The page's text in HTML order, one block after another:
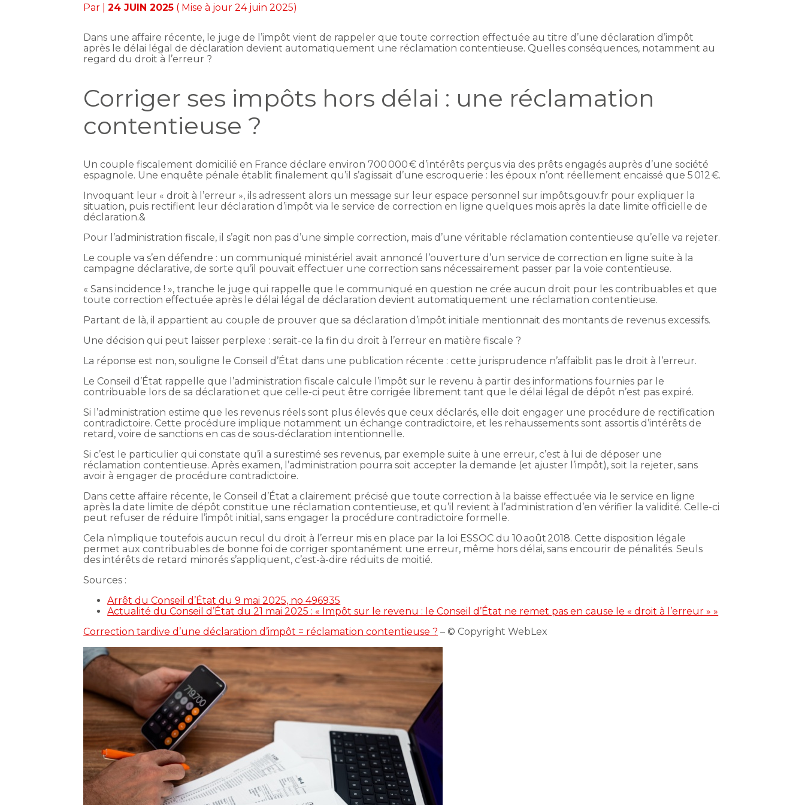
Par |24 JUIN 2025 ( Mise à jour 24 juin 2025)
Dans une affaire récente, le juge de l’impôt vient de rappeler que toute correction effectuée au titre d’une déclaration d’impôt
après le délai légal de déclaration devient automatiquement une réclamation contentieuse. Quelles conséquences, notamment au
regard du droit à l’erreur ?
Corriger ses impôts hors délai : une réclamation
contentieuse ?
Un couple fiscalement domicilié en France déclare environ 700 000 € d’intérêts perçus via des prêts engagés auprès d’une société
espagnole. Une enquête pénale établit finalement qu’il s’agissait d’une escroquerie : les époux n’ont réellement encaissé que 5 012 €.
Invoquant leur « droit à l’erreur », ils adressent alors un message sur leur espace personnel sur impôts.gouv.fr pour expliquer la
situation, puis rectifient leur déclaration d’impôt via le service de correction en ligne quelques mois après la date limite officielle de
déclaration.&
Pour l’administration fiscale, il s’agit non pas d’une simple correction, mais d’une véritable réclamation contentieuse qu’elle va rejeter.
Le couple va s’en défendre : un communiqué ministériel avait annoncé l’ouverture d’un service de correction en ligne suite à la
campagne déclarative, de sorte qu’il pouvait effectuer une correction sans nécessairement passer par la voie contentieuse.
« Sans incidence ! », tranche le juge qui rappelle que le communiqué en question ne crée aucun droit pour les contribuables et que
toute correction effectuée après le délai légal de déclaration devient automatiquement une réclamation contentieuse.
Partant de là, il appartient au couple de prouver que sa déclaration d’impôt initiale mentionnait des montants de revenus excessifs.
Une décision qui peut laisser perplexe : serait-ce la fin du droit à l’erreur en matière fiscale ?
La réponse est non, souligne le Conseil d’État dans une publication récente : cette jurisprudence n’affaiblit pas le droit à l’erreur.
Le Conseil d’État rappelle que l’administration fiscale calcule l’impôt sur le revenu à partir des informations fournies par le
contribuable lors de sa déclaration et que celle-ci peut être corrigée librement tant que le délai légal de dépôt n’est pas expiré.
Si l’administration estime que les revenus réels sont plus élevés que ceux déclarés, elle doit engager une procédure de rectification
contradictoire. Cette procédure implique notamment un échange contradictoire, et les rehaussements sont assortis d’intérêts de
retard, voire de sanctions en cas de sous-déclaration intentionnelle.
Si c’est le particulier qui constate qu’il a surestimé ses revenus, par exemple suite à une erreur, c’est à lui de déposer une
réclamation contentieuse. Après examen, l’administration pourra soit accepter la demande (et ajuster l’impôt), soit la rejeter, sans
avoir à engager de procédure contradictoire.
Dans cette affaire récente, le Conseil d’État a clairement précisé que toute correction à la baisse effectuée via le service en ligne
après la date limite de dépôt constitue une réclamation contentieuse, et qu’il revient à l’administration d’en vérifier la validité. Celle-ci
peut refuser de réduire l’impôt initial, sans engager la procédure contradictoire formelle.
Cela n’implique toutefois aucun recul du droit à l’erreur mis en place par la loi ESSOC du 10 août 2018. Cette disposition légale
permet aux contribuables de bonne foi de corriger spontanément une erreur, même hors délai, sans encourir de pénalités. Seuls
des intérêts de retard minorés s’appliquent, c’est-à-dire réduits de moitié.
Sources :
Arrêt du Conseil d’État du 9 mai 2025, no 496935
Actualité du Conseil d’État du 21 mai 2025 : « Impôt sur le revenu : le Conseil d’État ne remet pas en cause le « droit à l’erreur » »
Correction tardive d’une déclaration d’impôt = réclamation contentieuse ? – © Copyright WebLex